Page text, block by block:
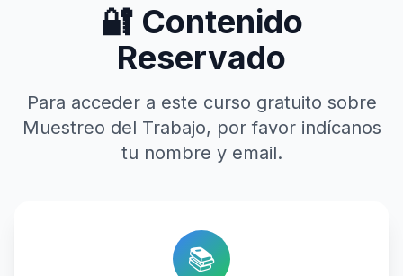
🔐 Contenido
Reservado
Para acceder a este curso gratuito sobre
Muestreo del Trabajo, por favor indícanos
tu nombre y email.
📚